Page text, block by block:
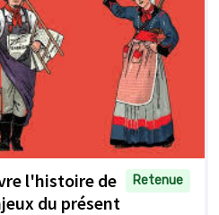
l'histoire de
du présent
Retenue